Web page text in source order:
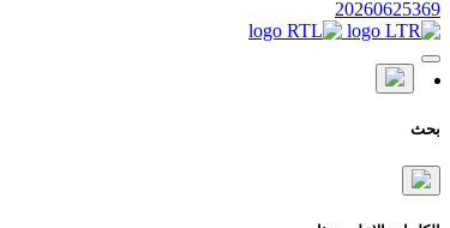
20260625369
بحث